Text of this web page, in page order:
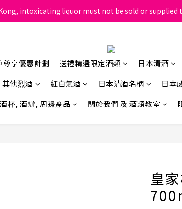
據香港法律，不得在業務過程中，向未成年人售賣或供應
intoxicating liquor must not be sold or supplied
尊享優惠計劃 送禮精選限定酒類 日本清酒
其他烈酒
紅白氣酒 日本清酒名柄 日本
酒杯, 酒辦, 周邊產品
關於我們 及 酒類教室
皇